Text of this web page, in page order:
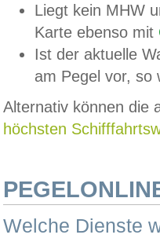
Liegt kein MHW
Karte ebenso mit
Ist der aktuelle
am Pegel vor,
Alternativ können die
höchsten
Welche Dienste